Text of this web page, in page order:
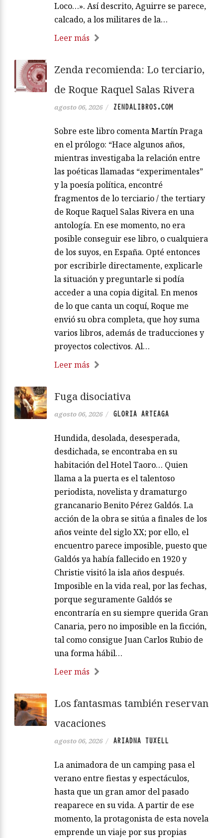
Loco…». Así descrito, Aguirre se parece,
calcado, a los militares de la…
Leer más
Zenda recomienda: Lo terciario,
de Roque Raquel Salas Rivera
agosto 06, 2026 / ZENDALIBROS.COM
Sobre este libro comenta Martín Praga
en el prólogo: “Hace algunos años,
mientras investigaba la relación entre
las poéticas llamadas “experimentales”
y la poesía política, encontré
fragmentos de lo terciario / the tertiary
de Roque Raquel Salas Rivera en una
antología. En ese momento, no era
posible conseguir ese libro, o cualquiera
de los suyos, en España. Opté entonces
por escribirle directamente, explicarle
la situación y preguntarle si podía
acceder a una copia digital. En menos
de lo que canta un coquí, Roque me
envió su obra completa, que hoy suma
varios libros, además de traducciones y
proyectos colectivos. Al…
Leer más
Fuga disociativa
agosto 06, 2026 / GLORIA ARTEAGA
Hundida, desolada, desesperada,
desdichada, se encontraba en su
habitación del Hotel Taoro… Quien
llama a la puerta es el talentoso
periodista, novelista y dramaturgo
grancanario Benito Pérez Galdós. La
acción de la obra se sitúa a finales de los
años veinte del siglo XX; por ello, el
encuentro parece imposible, puesto que
Galdós ya había fallecido en 1920 y
Christie visitó la isla años después.
Imposible en la vida real, por las fechas,
porque seguramente Galdós se
encontraría en su siempre querida Gran
Canaria, pero no imposible en la ficción,
tal como consigue Juan Carlos Rubio de
una forma hábil…
Leer más
Los fantasmas también reservan
vacaciones
agosto 06, 2026 / ARIADNA TUXELL
La animadora de un camping pasa el
verano entre fiestas y espectáculos,
hasta que un gran amor del pasado
reaparece en su vida. A partir de ese
momento, la protagonista de esta novela
emprende un viaje por sus propias